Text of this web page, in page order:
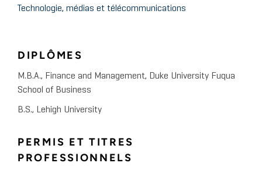
Technologie, médias et télécommunications
DIPLÔMES
M.B.A., Finance and Management, Duke University Fuqua
School of Business
B.S., Lehigh University
PERMIS ET TITRES
PROFESSIONNELS